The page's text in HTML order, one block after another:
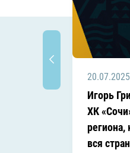
20.07.2025
Игорь
ХК
региона,
вся